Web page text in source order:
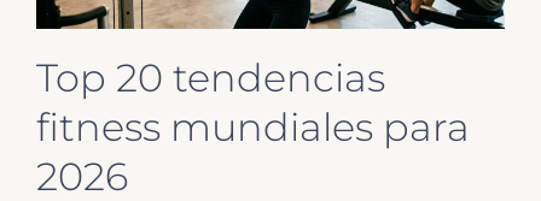
Top 20 tendencias
fitness mundiales para
2026